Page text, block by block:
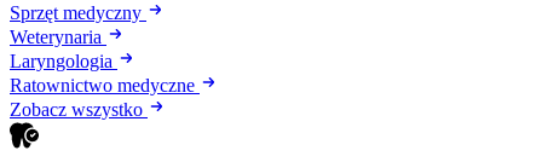
Sprzęt medyczny
Weterynaria
Laryngologia
Ratownictwo medyczne
Zobacz wszystko